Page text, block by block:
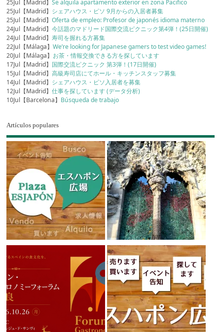
25Jul【Madrid】Se alquila apartamento exterior en zona Pacifico
25Jul【Madrid】 シェアハウス・ピソ 9月からの入居者募集
25Jul【Madrid】Oferta de empleo: Profesor de japonés idioma materno
24Jul【Madrid】今話題のマドリード国際交流ピクニック第4弾！(25日開催)
24Jul【Madrid】寿司を握れる方募集
22Jul【Málaga】We’re looking for Japanese gamers to test video games!
20Jul【Málaga】 お茶・情報交換できる方を探しています
17Jul【Madrid】 国際交流ピクニック 第3弾！(17日開催)
15Jul【Madrid】高級寿司店にてホール・キッチンスタッフ募集
14Jul【Madrid】 シェアハウス・ピソ入居者を募集
12Jul【Madrid】仕事を探しています (データ分析)
10Jul【Barcelona】 Búsqueda de trabajo
Artículos populares